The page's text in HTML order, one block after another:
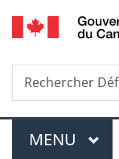
Rechercher
Défense
Menu
MENU